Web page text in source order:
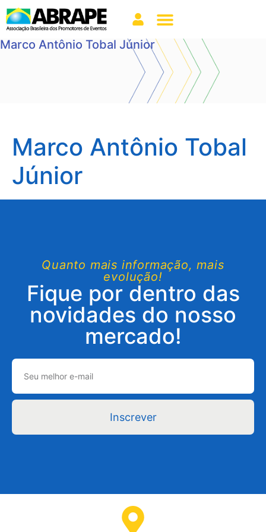
Marco Antônio Tobal Júnior
Marco Antônio Tobal
Júnior
Quanto mais informação, mais
evolução!
Fique por dentro das
novidades do nosso
mercado!
Inscrever